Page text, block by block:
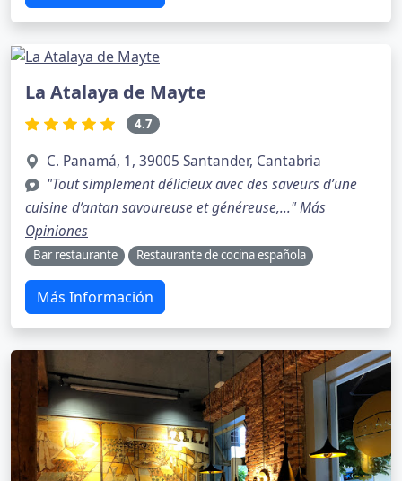
La Atalaya de Mayte
4.7
C. Panamá, 1, 39005 Santander, Cantabria
"Tout simplement délicieux avec des saveurs d’une
cuisine d’antan savoureuse et généreuse,..."Más
Opiniones
Bar restaurante Restaurante de cocina española
Más Información